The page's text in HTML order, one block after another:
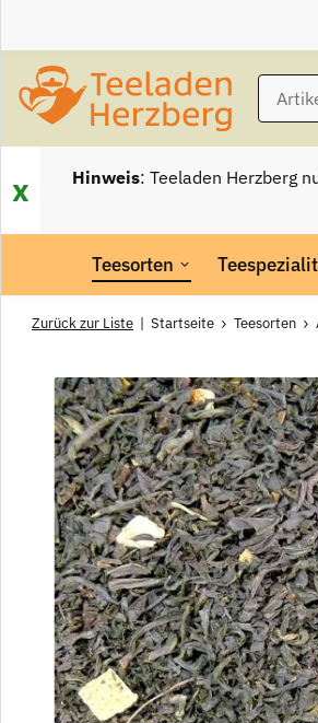
x Hinweis: Teeladen Herzberg
Teesorten
Zurück zur Liste Startseite Teesorten